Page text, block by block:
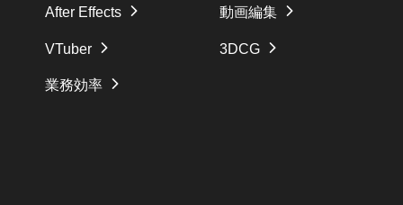
After Effects 動画編集
VTuber 3DCG
業務効率